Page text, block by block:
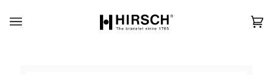
content
カ(0)